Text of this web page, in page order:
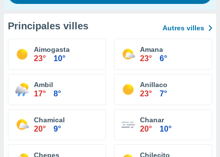
Principales villes Autres villes
Aimogasta
23° 10°
Amana
23° 6°
Ambil
17° 8°
Anillaco
23° 7°
Chamical
20° 9°
Chanar
20° 10°
Chepes Chilecito